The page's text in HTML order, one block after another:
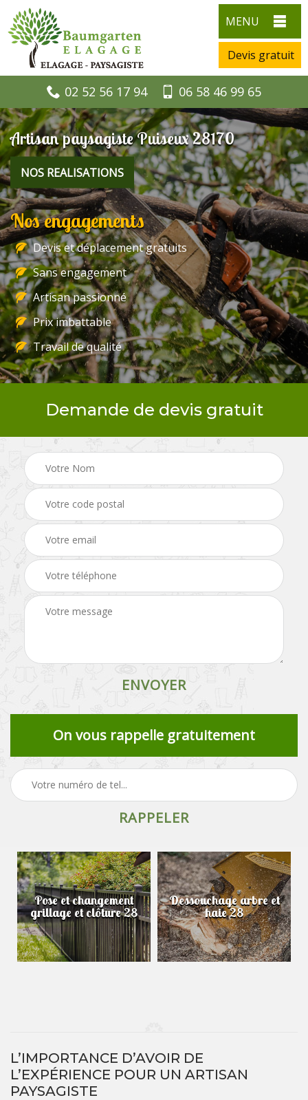
MENU
Devis gratuit
02 52 56 17 94 06 58 46 99 65
Artisan paysagiste Puiseux 28170
NOS REALISATIONS
Nos engagements
Devis et déplacement gratuits
Sans engagement
Artisan passionné
Prix imbattable
Travail de qualité
Demande de devis gratuit
On vous rappelle gratuitement
Pose et changement
grillage et clôture 28
Dessouchage arbre et
haie 28
L’IMPORTANCE D’AVOIR DE
L’EXPÉRIENCE POUR UN ARTISAN
PAYSAGISTE